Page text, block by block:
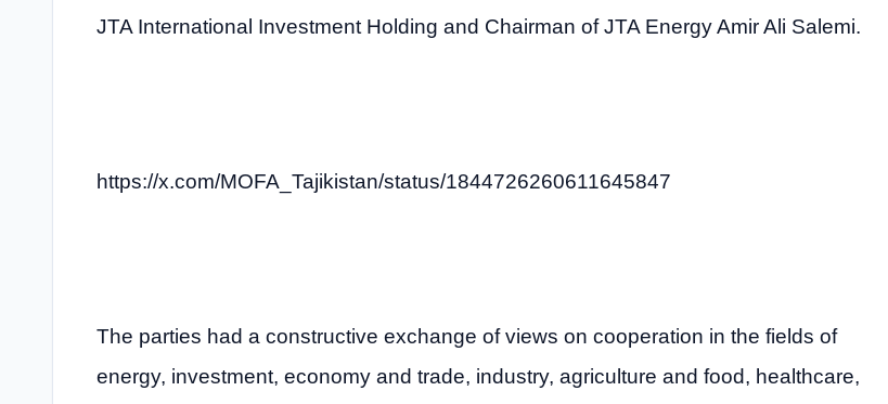
JTA International Investment Holding and Chairman of JTA Energy Amir Ali Salemi.
https://x.com/MOFA_Tajikistan/status/1844726260611645847
The parties had a constructive exchange of views on cooperation in the fields of
energy, investment, economy and trade, industry, agriculture and food, healthcare,